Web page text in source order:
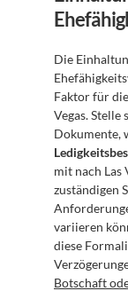
Die
Faktor für
Vegas.
Dokumente,
mit nach Las
zuständigen
variieren
diese
Botschaft